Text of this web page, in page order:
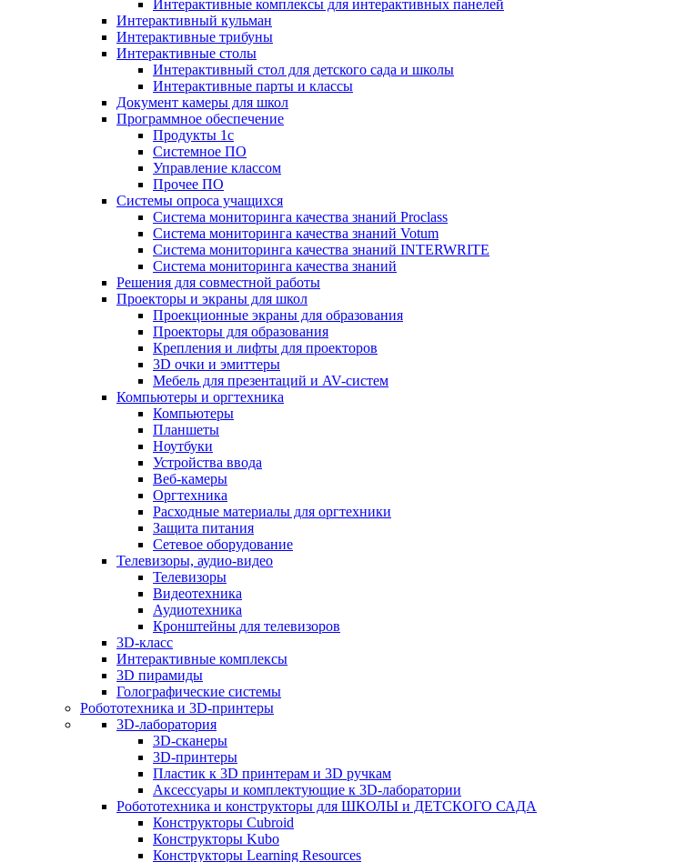
Интерактивные комплексы для интерактивных панелей
Интерактивный кульман
Интерактивные трибуны
Интерактивные столы
Интерактивный стол для детского сада и школы
Интерактивные парты и классы
Документ камеры для школ
Программное обеспечение
Продукты 1с
Системное ПО
Управление классом
Прочее ПО
Системы опроса учащихся
Система мониторинга качества знаний Proclass
Система мониторинга качества знаний Votum
Система мониторинга качества знаний INTERWRITE
Система мониторинга качества знаний
Решения для совместной работы
Проекторы и экраны для школ
Проекционные экраны для образования
Проекторы для образования
Крепления и лифты для проекторов
3D очки и эмиттеры
Мебель для презентаций и AV-систем
Компьютеры и оргтехника
Компьютеры
Планшеты
Ноутбуки
Устройства ввода
Веб-камеры
Оргтехника
Расходные материалы для оргтехники
Защита питания
Сетевое оборудование
Телевизоры, аудио-видео
Телевизоры
Видеотехника
Аудиотехника
Кронштейны для телевизоров
3D-класс
Интерактивные комплексы
3D пирамиды
Голографические системы
Робототехника и 3D-принтеры
3D-лаборатория
3D-сканеры
3D-принтеры
Пластик к 3D принтерам и 3D ручкам
Аксессуары и комплектующие к 3D-лаборатории
Робототехника и конструкторы для ШКОЛЫ и ДЕТСКОГО САДА
Конструкторы Cubroid
Конструкторы Kubo
Конструкторы Learning Resources